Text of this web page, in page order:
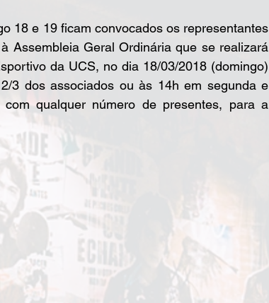
Assembleia Geral Ordinária que se realizará
da UCS, no dia 18/03/2018 (domingo)
3 dos associados ou às 14h em segunda e
qualquer número de presentes, para a